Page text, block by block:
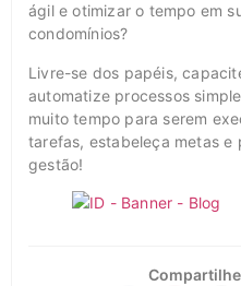
ágil e otimizar o tempo em
condomínios?
Livre-se dos papéis,
automatize processos
muito tempo para serem
tarefas, estabeleça metas e
gestão!